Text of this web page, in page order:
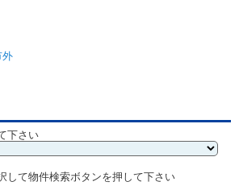
外
下さい
して物件検索ボタンを押して下さい